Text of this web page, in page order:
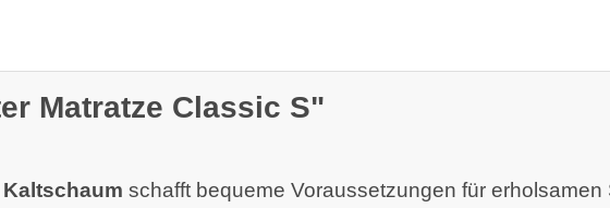
Matratze Classic S"
Kaltschaum schafft bequeme Voraussetzungen für erholsamen